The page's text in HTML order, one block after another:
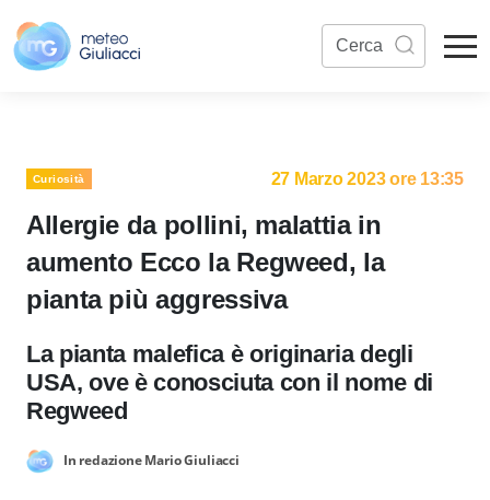
Curiosità 27 Marzo 2023 ore 13:35
Allergie da pollini, malattia in
aumento Ecco la Regweed, la
pianta più aggressiva
La pianta malefica è originaria degli
USA, ove è conosciuta con il nome di
Regweed
In redazione Mario Giuliacci